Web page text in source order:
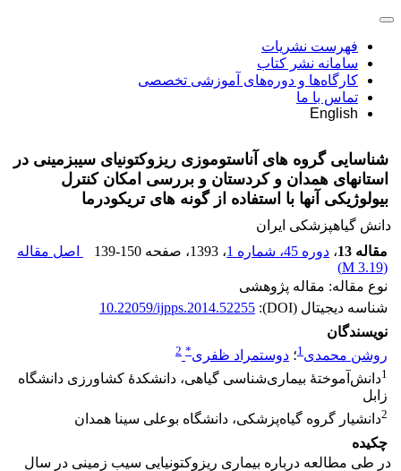
فهرست نشریات
سامانه نشر کتاب
کارگاه‌ها و دوره‌های آموزشی تخصصی
تماس با ما
English
شناسایی گروه ‏های آناستوموزی ریزوکتونیای سیب‏زمینی در
استان‏های همدان و کردستان و بررسی امکان کنترل
بیولوژیکی آنها با استفاده از گونه‏ های تریکودرما
دانش گیاهپزشکی ایران
مقاله 13
، دوره 45، شماره 1 ، 1393 ، صفحه 139-150
اصل مقاله
(
3.19 M
)
نوع مقاله: مقاله پژوهشی
شناسه دیجیتال (DOI):
10.22059/ijpps.2014.52255
نویسندگان
روشن محمدی1؛ دوستمراد ظفری*
2
1دانش‌آموختۀ بیماری‌شناسی گیاهی، دانشکدۀ کشاورزی دانشگاه
زابل
2دانشیار گروه گیاه‌پزشکی، دانشگاه بوعلی سینا همدان
چکیده
در طی مطالعه درباره بیماری ریزوکتونیایی سیب ‏زمینی در سال